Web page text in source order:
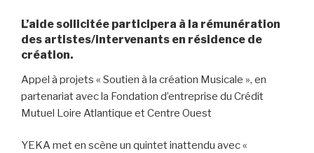
L’aide sollicitée participera à la rémunération
des artistes/intervenants en résidence de
création.
Appel à projets « Soutien à la création Musicale », en
partenariat avec la Fondation d’entreprise du Crédit
Mutuel Loire Atlantique et Centre Ouest
YEKA met en scène un quintet inattendu avec «